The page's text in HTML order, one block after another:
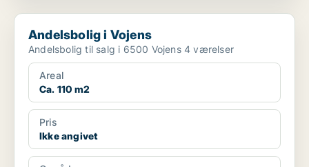
Andelsbolig i Vojens
Andelsbolig i Vojens
Andelsbolig til salg i 6500 Vojens 4 værelser
Areal
Ca. 110 m2
Pris
Ikke angivet